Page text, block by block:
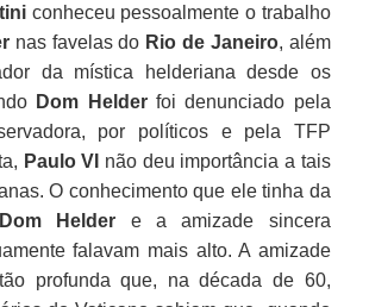
conheceu pessoalmente o trabalho
nas favelas do Rio de Janeiro, além
da mística helderiana desde os
Dom Helderfoi denunciado pela
por políticos e pela TFP
Paulo VI não deu importância a tais
O conhecimento que ele tinha da
Dom Helder e a amizade sincera
falavam mais alto. A amizade
profunda que, na década de 60,